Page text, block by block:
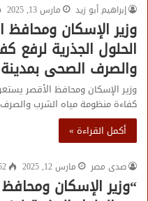
إبراهيم أبو زيد
مارس 13, 2025
وزير الإسكان
الحلول الجذرية لرفع
والصرف الصحى
وزير الإسكان ومحافظ الأقصر
كفاءة منظومة مياه الشرب
أكمل القراءة »
صدى مصر
مارس 12, 2025
“وزير الإسكان